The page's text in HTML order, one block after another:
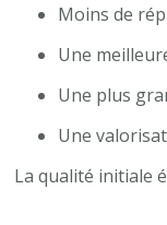
Moins de
Une
Une plus
Une
La qualité initiale